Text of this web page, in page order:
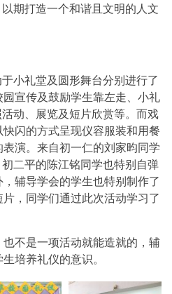
期打造一个和谐且文明的人文
小礼堂及圆形舞台分别进行了
宣传及鼓励学生靠左走、小礼
动、展览及短片欣赏等。而戏
闪的方式呈现仪容服装和用餐
演。来自初一仁的刘家昀同学
二平的陈江铭同学也特别自弹
辅导学会的学生也特别制作了
，同学们通过此次活动学习了
不是一项活动就能造就的，辅
培养礼仪的意识。